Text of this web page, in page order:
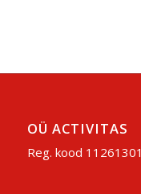
OÜ ACTIVITAS
Reg. kood 11261301